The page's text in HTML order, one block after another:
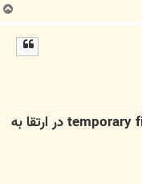
ب
ا
Re: پیغام temporary file /tmp/transfer_nC6vtX در ارتقا به